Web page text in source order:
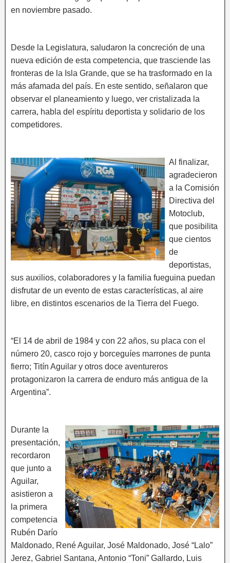
en noviembre pasado.
Desde la Legislatura, saludaron la concreción de una
nueva edición de esta competencia, que trasciende las
fronteras de la Isla Grande, que se ha trasformado en la
más afamada del país. En este sentido, señalaron que
observar el planeamiento y luego, ver cristalizada la
carrera, habla del espíritu deportista y solidario de los
competidores.
Al finalizar,
agradecieron
a la Comisión
Directiva del
Motoclub,
que posibilita
que cientos
de
deportistas,
sus auxilios, colaboradores y la familia fueguina puedan
disfrutar de un evento de estas características, al aire
libre, en distintos escenarios de la Tierra del Fuego.
“El 14 de abril de 1984 y con 22 años, su placa con el
número 20, casco rojo y borceguíes marrones de punta
fierro; Titín Aguilar y otros doce aventureros
protagonizaron la carrera de enduro más antigua de la
Argentina”.
Durante la
presentación,
recordaron
que junto a
Aguilar,
asistieron a
la primera
competencia
Rubén Darío
Maldonado, René Aguilar, José Maldonado, José “Lalo”
Jerez, Gabriel Santana, Antonio “Toni” Gallardo, Luis